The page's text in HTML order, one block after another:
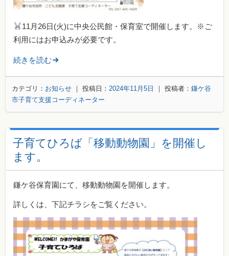
11月26日(火)に中央公民館・保育室で開催します。※ご
利用にはお申込みが必要です。
続きを読む
カテゴリ： お知らせ ｜ 投稿日： 2024年11月5日 ｜ 投稿者： 鎌ケ谷
市子育て支援コーディネーター
子育てひろば「移動動物園」を開催し
ます。
鎌ケ谷保育園にて、移動動物園を開催します。
詳しくは、下記チラシをご覧ください。